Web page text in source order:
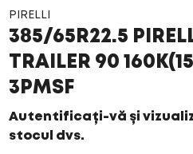
PIRELLI
385/65R22.5
TRAILER 90
3PMSF
Autentificați-vă și
stocul dvs.